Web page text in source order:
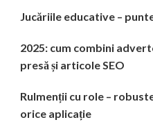
Jucăriile educative –
2025: cum combini
presă și articole SEO
Rulmenții cu role –
orice aplicație